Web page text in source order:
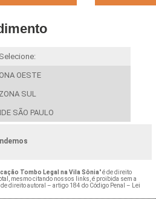
Selecione:
OESTE
ZONA SUL
SÃO PAULO
Tombo Legal na Vila Sônia" é de direito
mesmo citando nossos links, é proibida sem a
direito autoral – artigo 184 do Código Penal – Lei